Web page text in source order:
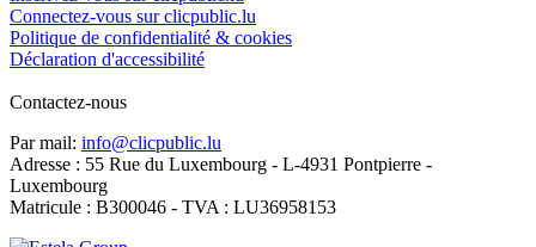
Connectez-vous sur clicpublic.lu
Politique de confidentialité & cookies
Déclaration d'accessibilité
Contactez-nous
Par mail: info@clicpublic.lu
Adresse : 55 Rue du Luxembourg - L-4931 Pontpierre -
Luxembourg
Matricule : B300046 - TVA : LU36958153